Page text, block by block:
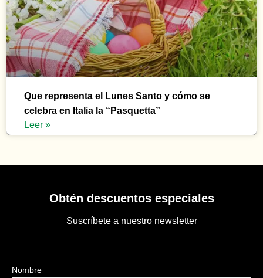
Que representa el Lunes Santo y cómo se
celebra en Italia la “Pasquetta”
Leer »
Obtén descuentos especiales
Suscríbete a nuestro newsletter
Nombre